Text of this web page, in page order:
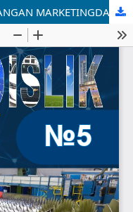
XABAR ALMASHISHGA ASOSLANGAN MARKETINGDA ISTE'MOLCHILARNING SHAXSIY HAYOTINI KUTILMALARI